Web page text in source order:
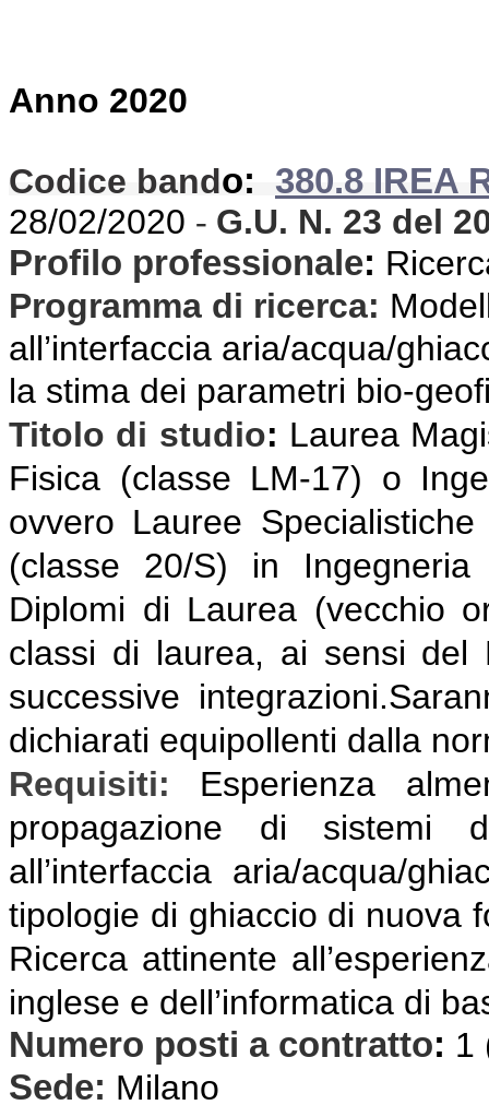
Anno 2020
Codice bando: 380.8 IREA
28/02/2020 - G.U. N. 23 del
Profilo professionale:
Programma di ricerca:
all’interfaccia aria/acqua/
la stima dei parametri bio-
Titolo di studio: Laurea
Fisica (classe LM-17) o
ovvero Lauree
(classe 20/S) in
Diplomi di Laurea (vecchio
classi di laurea, ai sensi del
successive
dichiarati equipollenti dalla
Requisiti:
Esperienza
propagazione di sistemi
all’interfaccia aria/acqua/
tipologie di ghiaccio di nuova
Ricerca attinente
inglese e dell’informatica di
Numero posti a contratto: 1
Sede: Milano